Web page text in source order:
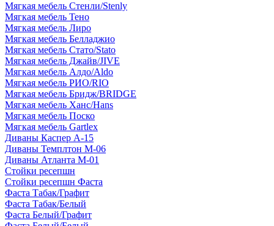
Мягкая мебель Стенли/Stenly
Мягкая мебель Тено
Мягкая мебель Лиро
Мягкая мебель Белладжио
Мягкая мебель Стато/Stato
Мягкая мебель Джайв/JIVE
Мягкая мебель Алдо/Aldo
Мягкая мебель РИО/RIO
Мягкая мебель Бридж/BRIDGE
Мягкая мебель Ханс/Hans
Мягкая мебель Поско
Мягкая мебель Gartlex
Диваны Каспер А-15
Диваны Темплтон М-06
Диваны Атланта М-01
Стойки ресепшн
Стойки ресепшн Фаста
Фаста Табак/Графит
Фаста Табак/Белый
Фаста Белый/Графит